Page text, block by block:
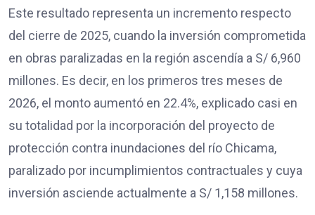
Este resultado representa un incremento respecto
del cierre de 2025, cuando la inversión comprometida
en obras paralizadas en la región ascendía a S/ 6,960
millones. Es decir, en los primeros tres meses de
2026, el monto aumentó en 22.4%, explicado casi en
su totalidad por la incorporación del proyecto de
protección contra inundaciones del río Chicama,
paralizado por incumplimientos contractuales y cuya
inversión asciende actualmente a S/ 1,158 millones.